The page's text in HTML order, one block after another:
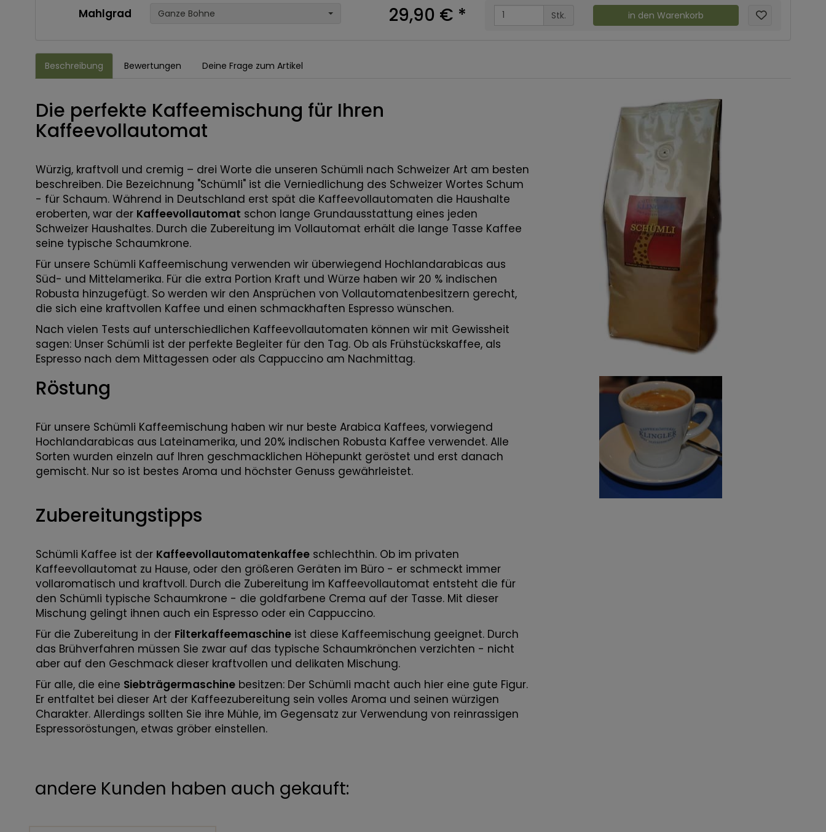
Mahlgrad Ganze Bohne 29,90 € * Stk. in den Warenkorb
Beschreibung Bewertungen Deine Frage zum Artikel
Die perfekte Kaffeemischung für Ihren
Kaffeevollautomat
Würzig, kraftvoll und cremig – drei Worte die unseren Schümli nach Schweizer Art am besten
beschreiben. Die Bezeichnung "Schümli" ist die Verniedlichung des Schweizer Wortes Schum
- für Schaum. Während in Deutschland erst spät die Kaffeevollautomaten die Haushalte
eroberten, war der Kaffeevollautomat schon lange Grundausstattung eines jeden
Schweizer Haushaltes. Durch die Zubereitung im Vollautomat erhält die lange Tasse Kaffee
seine typische Schaumkrone.
Für unsere Schümli Kaffeemischung verwenden wir überwiegend Hochlandarabicas aus
Süd- und Mittelamerika. Für die extra Portion Kraft und Würze haben wir 20 % indischen
Robusta hinzugefügt. So werden wir den Ansprüchen von Vollautomatenbesitzern gerecht,
die sich eine kraftvollen Kaffee und einen schmackhaften Espresso wünschen.
Nach vielen Tests auf unterschiedlichen Kaffeevollautomaten können wir mit Gewissheit
sagen: Unser Schümli ist der perfekte Begleiter für den Tag. Ob als Frühstückskaffee, als
Espresso nach dem Mittagessen oder als Cappuccino am Nachmittag.
Röstung
Für unsere Schümli Kaffeemischung haben wir nur beste Arabica Kaffees, vorwiegend
Hochlandarabicas aus Lateinamerika, und 20% indischen Robusta Kaffee verwendet. Alle
Sorten wurden einzeln auf Ihren geschmacklichen Höhepunkt geröstet und erst danach
gemischt. Nur so ist bestes Aroma und höchster Genuss gewährleistet.
Zubereitungstipps
Schümli Kaffee ist der Kaffeevollautomatenkaffee schlechthin. Ob im privaten
Kaffeevollautomat zu Hause, oder den größeren Geräten im Büro - er schmeckt immer
vollaromatisch und kraftvoll. Durch die Zubereitung im Kaffeevollautomat entsteht die für
den Schümli typische Schaumkrone - die goldfarbene Crema auf der Tasse. Mit dieser
Mischung gelingt ihnen auch ein Espresso oder ein Cappuccino.
Für die Zubereitung in der Filterkaffeemaschine ist diese Kaffeemischung geeignet. Durch
das Brühverfahren müssen Sie zwar auf das typische Schaumkrönchen verzichten - nicht
aber auf den Geschmack dieser kraftvollen und delikaten Mischung.
Für alle, die eine Siebträgermaschine besitzen: Der Schümli macht auch hier eine gute Figur.
Er entfaltet bei dieser Art der Kaffeezubereitung sein volles Aroma und seinen würzigen
Charakter. Allerdings sollten Sie ihre Mühle, im Gegensatz zur Verwendung von reinrassigen
Espressoröstungen, etwas gröber einstellen.
andere Kunden haben auch gekauft: